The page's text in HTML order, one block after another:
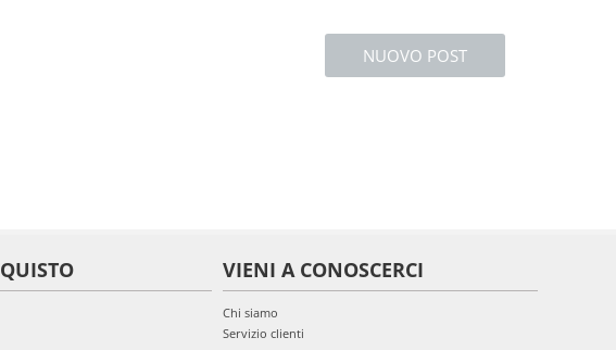
NUOVO POST
VIENI A CONOSCERCI
Chi siamo
Servizio clienti